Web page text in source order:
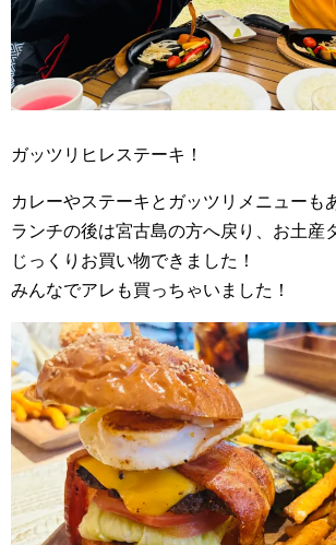
ガッツリヒレステーキ！
カレーやステーキとガッツリメニューも
ランチの後は宮古島の方へ戻り、お土産
じっくりお買い物できました！
みんなでアレも買っちゃいました！